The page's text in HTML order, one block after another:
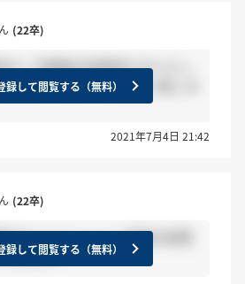
(22卒)
の一次面接の結果来た方いらっ
っしゃればいいねお願い致しま
録して閲覧する（無料）
2021年7月4日 21:42
(22卒)
のエントリーシート通過の結果
ますか？
録して閲覧する（無料）